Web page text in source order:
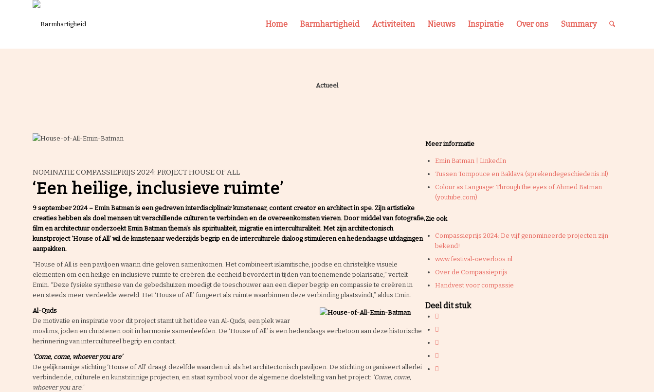
Home Barmhartigheid Activiteiten Nieuws Inspiratie Over ons Summary
Actueel
NOMINATIE COMPASSIEPRIJS 2024: PROJECT HOUSE OF ALL
‘Een heilige, inclusieve ruimte’
9 september 2024 – Emin Batman is een gedreven interdisciplinair kunstenaar, content creator en architect in spe. Zijn artistieke
creaties hebben als doel mensen uit verschillende culturen te verbinden en de overeenkomsten vieren. Door middel van fotografie,
film en architectuur onderzoekt Emin Batman thema’s als spiritualiteit, migratie en interculturaliteit. Met zijn architectonisch
kunstproject ‘House of All’ wil de kunstenaar wederzijds begrip en de interculturele dialoog stimuleren en hedendaagse uitdagingen
aanpakken.
“House of All is een paviljoen waarin drie geloven samenkomen. Het combineert islamitische, joodse en christelijke visuele
elementen om een heilige en inclusieve ruimte te creëren die eenheid bevordert in tijden van toenemende polarisatie,” vertelt
Emin. “Deze fysieke synthese van de gebedshuizen moedigt de toeschouwer aan een dieper begrip en compassie te creëren in
een steeds meer verdeelde wereld. Het ‘House of All’ fungeert als ruimte waarbinnen deze verbinding plaatsvindt,” aldus Emin.
Al-Quds
De motivatie en inspiratie voor dit project stamt uit het idee van Al-Quds, een plek waar
moslims, joden en christenen ooit in harmonie samenleefden. De ‘House of All’ is een hedendaags eerbetoon aan deze historische
herinnering van intercultureel begrip en contact.
‘Come, come, whoever you are’
De gelijknamige stichting ‘House of All’ draagt dezelfde waarden uit als het architectonisch paviljoen. De stichting organiseert allerlei
verbindende, culturele en kunstzinnige projecten, en staat symbool voor de algemene doelstelling van het project: ‘Come, come,
whoever you are.’
Meer informatie
Emin Batman | LinkedIn
Tussen Tompouce en Baklava (sprekendegeschiedenis.nl)
Colour as Language: Through the eyes of Ahmed Batman
(youtube.com)
Zie ook
Compassieprijs 2024: De vijf genomineerde projecten zijn
bekend!
www.festival-oeverloos.nl
Over de Compassieprijs
Handvest voor compassie
Deel dit stuk